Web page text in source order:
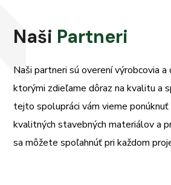
Naši Partneri
Naši partneri sú overení výrobcovia
ktorými zdieľame dôraz na kvalitu a
tejto spolupráci vám vieme
kvalitných stavebných materiálov a
sa môžete spoľahnúť pri každom